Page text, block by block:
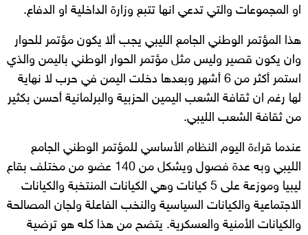
او المجموعات والتي تدعي انها تتبع وزارة الداخلية او الدفاع.
هذا المؤتمر الوطني الجامع الليبي يجب ألا يكون مؤتمر للحوار
وان يكون قصير وليس مثل مؤتمر الحوار الوطني باليمن والذي
استمر أكثر من 6 أشهر وبعدها دخلت اليمن في حرب لا نهاية
لها رغم ان ثقافة الشعب اليمين الحزبية والبرلمانية أحسن بكثير
من ثقافة الشعب الليبي.
عندما قراءة اليوم النظام الأساسي للمؤتمر الوطني الجامع
الليبي وبه عدة فصول ويشكل من 140 عضو من مختلف بقاع
ليبيا وموزعة على 5 كيانات وهي الكيانات المنتخبة والكيانات
الاجتماعية والكيانات السياسية والنخب الفاعلة ولجان المصالحة
والكيانات الأمنية والعسكرية. يتضح من هذا كله هو ترضية